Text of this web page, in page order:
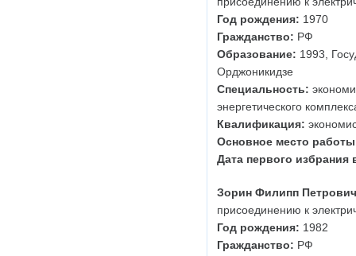
Год рождения: 1970
Гражданство: РФ
Образование: 1993,
Орджоникидзе
Специальность:
энергетического
Квалификация:
Основное место
Дата первого избрания
Зорин Филипп Петрович
присоединению к
Год рождения: 1982
Гражданство: РФ